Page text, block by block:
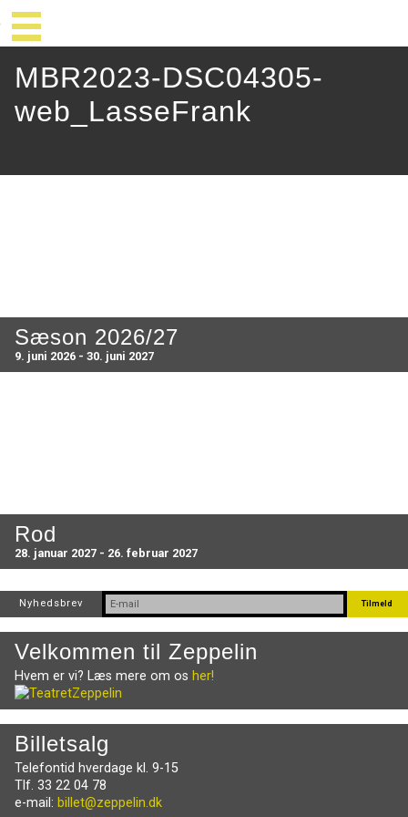
MBR2023-DSC04305-
web_LasseFrank
Sæson 2026/27
9. juni 2026 - 30. juni 2027
Rod
28. januar 2027 - 26. februar 2027
Nyhedsbrev
Velkommen til Zeppelin
Hvem er vi? Læs mere om os her!
Billetsalg
Telefontid hverdage kl. 9-15
Tlf. 33 22 04 78
e-mail: billet@zeppelin.dk